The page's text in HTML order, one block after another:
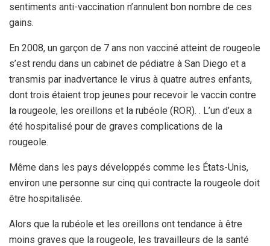
sentiments anti-vaccination n’annulent bon nombre de ces
gains.
En 2008, un garçon de 7 ans non vacciné atteint de rougeole
s’est rendu dans un cabinet de pédiatre à San Diego et a
transmis par inadvertance le virus à quatre autres enfants,
dont trois étaient trop jeunes pour recevoir le vaccin contre
la rougeole, les oreillons et la rubéole (ROR). . L’un d’eux a
été hospitalisé pour de graves complications de la
rougeole.
Même dans les pays développés comme les États-Unis,
environ une personne sur cinq qui contracte la rougeole doit
être hospitalisée.
Alors que la rubéole et les oreillons ont tendance à être
moins graves que la rougeole, les travailleurs de la santé